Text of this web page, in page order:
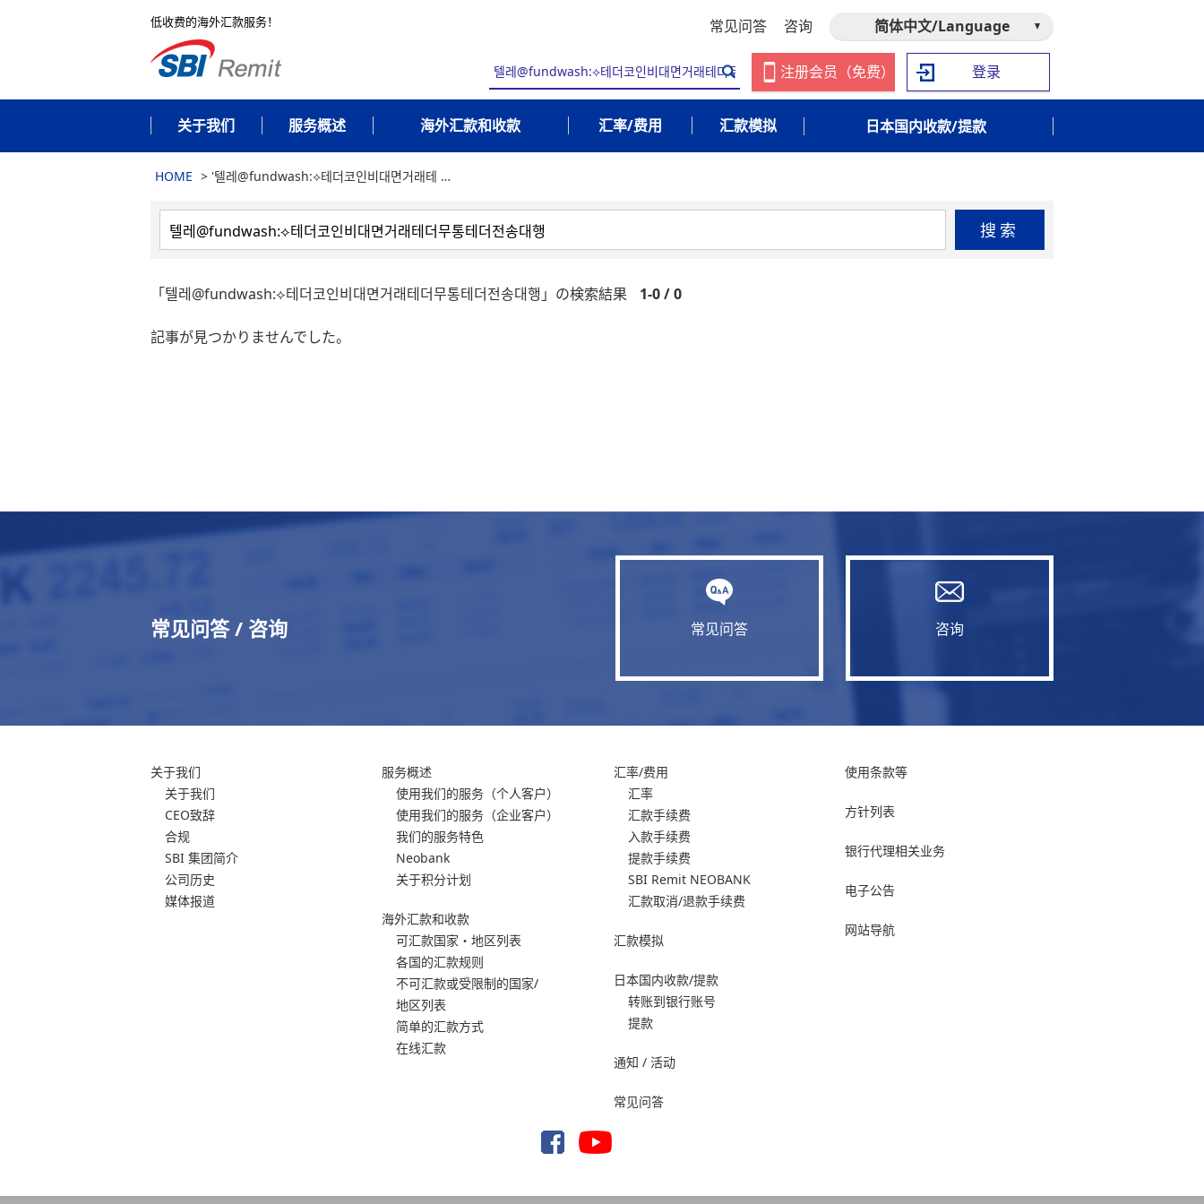
低收费的海外汇款服务！ 常见问答 咨询 简体中文/Language
注册会员（免费） 登录
关于我们 服务概述 海外汇款和收款 汇率/费用 汇款模拟 日本国内收款/提款
HOME > '텔레@fundwash:⟡테더코인비대면거래테 …
搜索
「텔레@fundwash:⟡테더코인비대면거래테더무통테더전송대행」の検索結果 1-0 / 0
記事が見つかりませんでした。
常见问答 / 咨询 常见问答 咨询
关于我们
关于我们
CEO致辞
合规
SBI 集团简介
公司历史
媒体报道
服务概述
使用我们的服务 （个人客户）
使用我们的服务 （企业客户）
我们的服务特色
Neobank
关于积分计划
海外汇款和收款
可汇款国家・地区列表
各国的汇款规则
不可汇款或受限制的国家/
地区列表
简单的汇款方式
在线汇款
汇率/费用
汇率
汇款手续费
入款手续费
提款手续费
SBI Remit NEOBANK
汇款取消/退款手续费
汇款模拟
日本国内收款/提款
转账到银行账号
提款
通知 / 活动
常见问答
使用条款等
方针列表
银行代理相关业务
电子公告
网站导航